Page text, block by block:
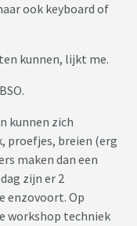
ook keyboard of
kunnen, lijkt me.
kunnen zich
proefjes, breien (erg
maken dan een
zijn er 2
enzovoort. Op
workshop techniek